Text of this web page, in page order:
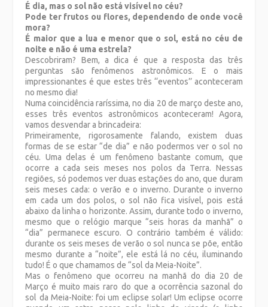
É dia, mas o sol não está visível no céu?
Pode ter frutos ou flores, dependendo de onde você
mora?
É maior que a lua e menor que o sol, está no céu de
noite e não é uma estrela?
Descobriram? Bem, a dica é que a resposta das três
perguntas são fenômenos astronômicos. E o mais
impressionantes é que estes três ‘‘eventos’’ aconteceram
no mesmo dia!
Numa coincidência raríssima, no dia 20 de março deste ano,
esses três eventos astronômicos aconteceram! Agora,
vamos desvendar a brincadeira:
Primeiramente, rigorosamente falando, existem duas
formas de se estar “de dia” e não podermos ver o sol no
céu. Uma delas é um fenômeno bastante comum, que
ocorre a cada seis meses nos polos da Terra. Nessas
regiões, só podemos ver duas estações do ano, que duram
seis meses cada: o verão e o inverno. Durante o inverno
em cada um dos polos, o sol não fica visível, pois está
abaixo da linha o horizonte. Assim, durante todo o inverno,
mesmo que o relógio marque “seis horas da manhã” o
“dia” permanece escuro. O contrário também é válido:
durante os seis meses de verão o sol nunca se põe, então
mesmo durante a “noite”, ele está lá no céu, iluminando
tudo! É o que chamamos de “sol da Meia-Noite”.
Mas o fenômeno que ocorreu na manhã do dia 20 de
Março é muito mais raro do que a ocorrência sazonal do
sol da Meia-Noite: foi um eclipse solar! Um eclipse ocorre